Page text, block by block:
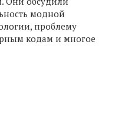
модной
проблему
кодам и многое